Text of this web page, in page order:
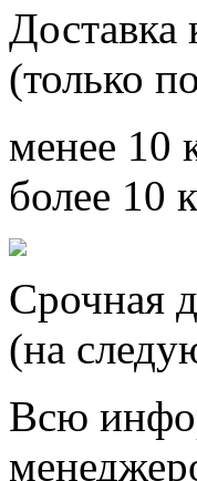
Доставка
(только
менее 10
более 10
Срочная
(на
Всю